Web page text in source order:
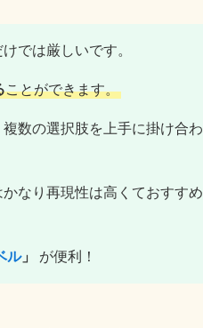
では厳しいです。
ことができます。
数の選択肢を上手に掛け合わ
なり再現性は高くておすすめ
ル」 が便利！